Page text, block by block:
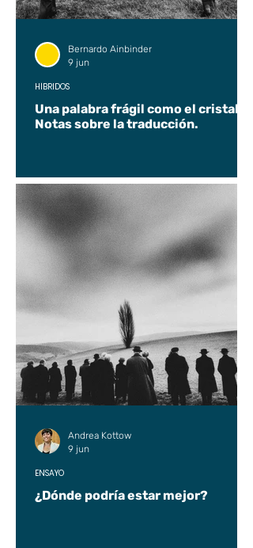
Una palabra frágil como el cristal.
Notas sobre la traducción.
HÍBRIDOS
Bernardo Ainbinder
9 jun
¿Dónde podría estar mejor?
ENSAYO
Andrea Kottow
9 jun